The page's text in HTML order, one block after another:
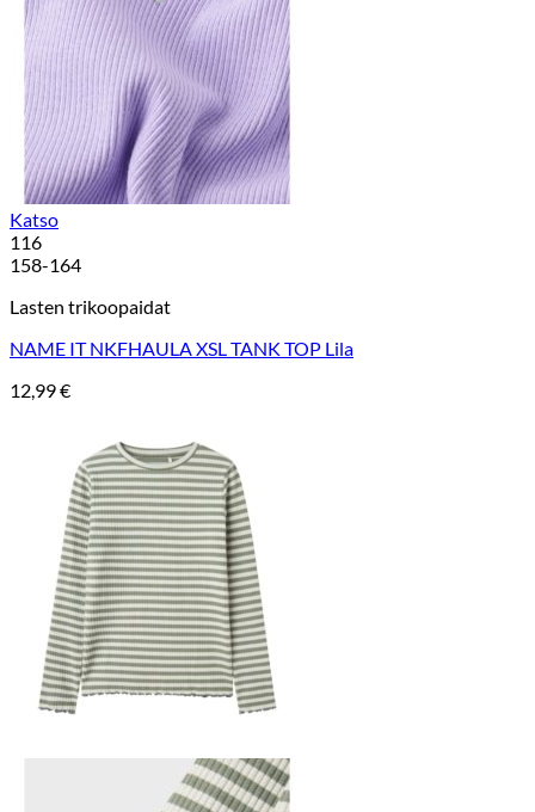
Katso
116
158-164
Lasten trikoopaidat
NAME IT NKFHAULA XSL TANK TOP Lila
12,99€